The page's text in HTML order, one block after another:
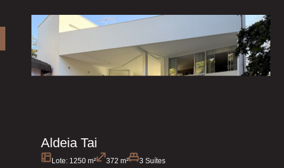
Aldeia Tai
Lote: 1250 m² 372 m² 3 Suítes